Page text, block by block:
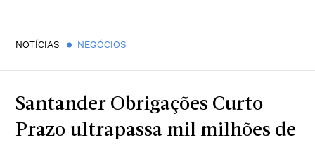
NOTÍCIAS NEGÓCIOS
Santander Obrigações Curto
Prazo ultrapassa mil milhões de